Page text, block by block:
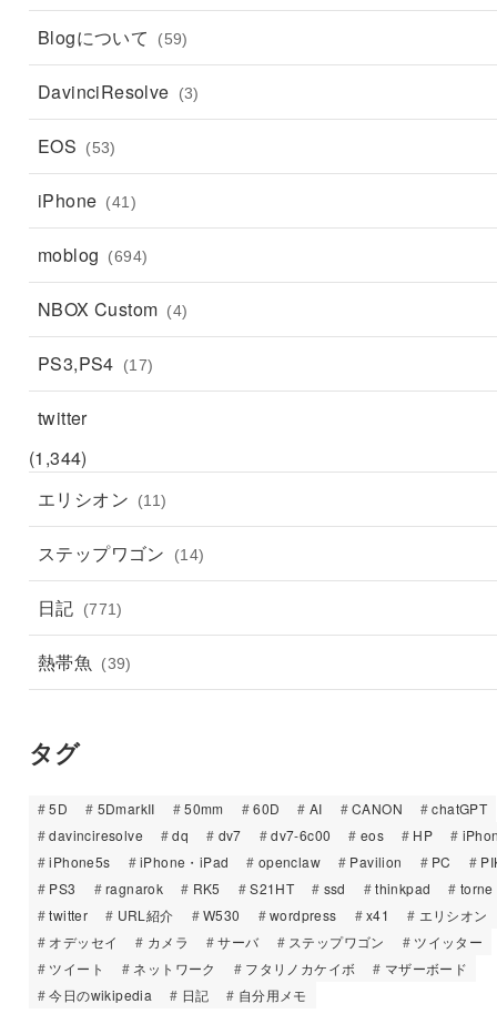
Blogについて (59)
DavinciResolve (3)
EOS (53)
iPhone (41)
moblog (694)
NBOX Custom (4)
PS3,PS4 (17)
twitter
(1,344)
エリシオン
(11)
ステップワゴン (14)
日記 (771)
熱帯魚 (39)
タグ
5D 5DmarkII 50mm 60D AI CANON
chatGPT
davinciresolve
dq dv7 dv7-6c00 eos HP
iPhone5s
iPhone・iPad openclaw Pavilion PC
PS3
ragnarok RK5 S21HT ssd thinkpad
torne
twitter
URL紹介 W530 wordpress x41
エリシオン
オデッセイ
カメラ サーバ ステップワゴン
ツイッター
ツイート
ネットワーク フタリノカケイボ
マザーボード
今日のwikipedia
日記 自分用メモ